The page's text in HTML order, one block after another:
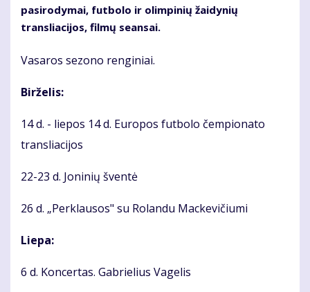
pasirodymai, futbolo ir olimpinių žaidynių
transliacijos, filmų seansai.
Vasaros sezono renginiai.
Birželis:
14 d. - liepos 14 d. Europos futbolo čempionato
transliacijos
22-23 d. Joninių šventė
26 d. „Perklausos" su Rolandu Mackevičiumi
Liepa:
6 d. Koncertas. Gabrielius Vagelis